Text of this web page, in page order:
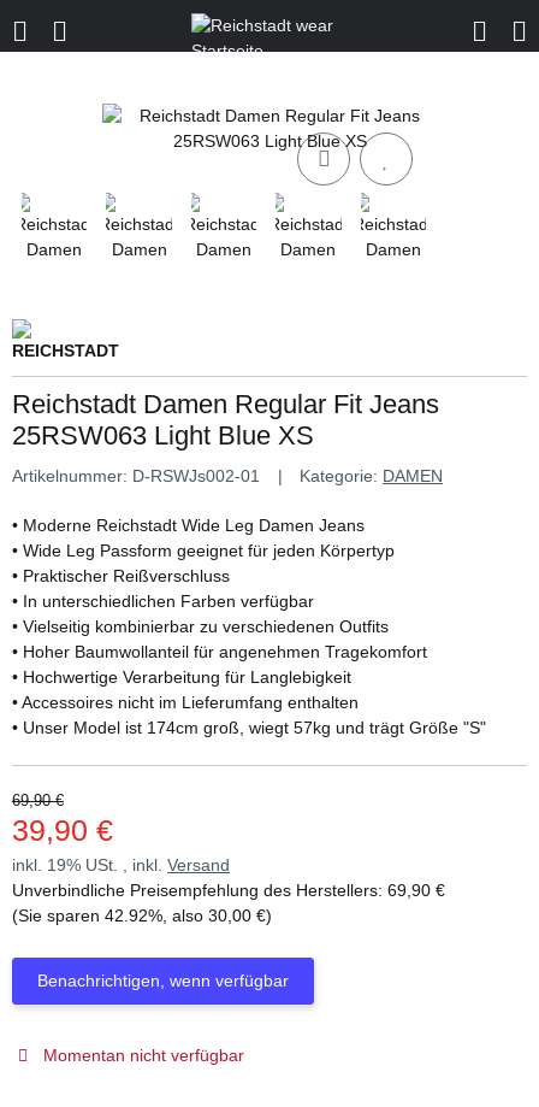
Reichstadt Damen Regular Fit Jeans
25RSW063 Light Blue XS
Artikelnummer: D-RSWJs002-01 Kategorie: DAMEN
• Moderne Reichstadt Wide Leg Damen Jeans
• Wide Leg Passform geeignet für jeden Körpertyp
• Praktischer Reißverschluss
• In unterschiedlichen Farben verfügbar
• Vielseitig kombinierbar zu verschiedenen Outfits
• Hoher Baumwollanteil für angenehmen Tragekomfort
• Hochwertige Verarbeitung für Langlebigkeit
• Accessoires nicht im Lieferumfang enthalten
• Unser Model ist 174cm groß, wiegt 57kg und trägt Größe "S"
69,90 €
39,90 €
inkl. 19% USt. , inkl. Versand
Unverbindliche Preisempfehlung des Herstellers: 69,90 €
(Sie sparen 42.92%, also 30,00 €)
Benachrichtigen, wenn verfügbar
Momentan nicht verfügbar